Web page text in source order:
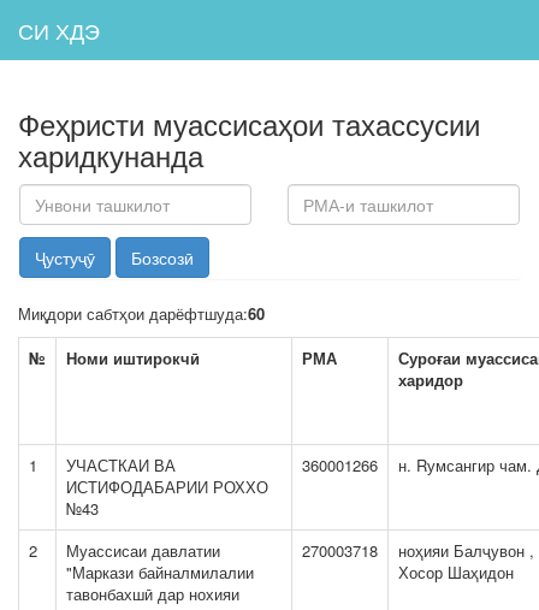
СИ ХДЭ
Феҳристи муассисаҳои тахассусии
харидкунанда
Унвони
ташкилот
РМА-
Миқдори сабтҳои дарёфтшуда:60
№
Номи иштирокчӣ РМА
Суроғаи
харидор
1
УЧАСТКАИ ВА
ИСТИФОДАБАРИИ РОХХО
№43
360001266 н. Rумсангир чам.
2
Муассисаи давлатии
"Маркази байналмилалии
тавонбахшӣ дар нохияи
270003718
ноҳияи Балҷувон
Хосор Шаҳидон